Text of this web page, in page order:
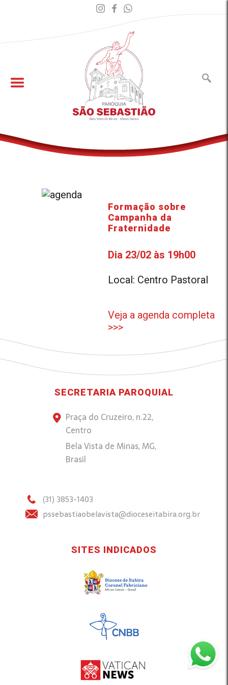
Formação sobre
Campanha da
Fraternidade
Dia 23/02 às 19h00
Local: Centro Pastoral
Veja a agenda completa
>>>
SECRETARIA PAROQUIAL
Praça do Cruzeiro, n.22,
Centro
Bela Vista de Minas, MG,
Brasil
(31) 3853-1403
pssebastiaobelavista@dioceseitabira.org.br
SITES INDICADOS